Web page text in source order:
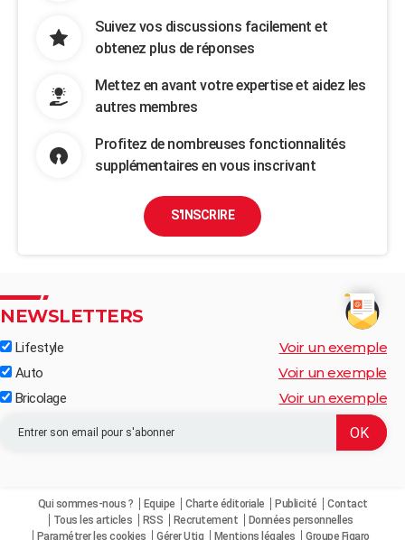
Suivez vos discussions facilement et
obtenez plus de réponses
Mettez en avant votre expertise et aidez les
autres membres
Profitez de nombreuses fonctionnalités
supplémentaires en vous inscrivant
S'INSCRIRE
NEWSLETTERS
Lifestyle Voir un exemple
Auto Voir un exemple
Bricolage Voir un exemple
Qui sommes-nous ? Equipe Charte éditoriale Publicité
Contact
Tous les articles
RSS Recrutement
Données personnelles
Paramétrer les cookies
Gérer Utiq Mentions légales Groupe Figaro